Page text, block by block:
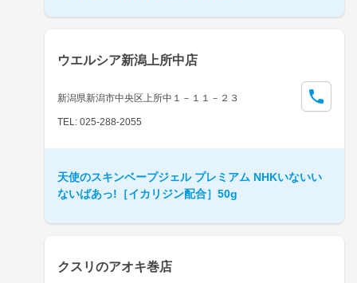
ウエルシア新潟上所中店
新潟県新潟市中央区上所中１－１１－２３
TEL: 025-288-2055
天使のスキンベープジェル プレミアム NHKいないい
ないばあっ!［イカリジン配合］50g
クスリのアオキ巻店